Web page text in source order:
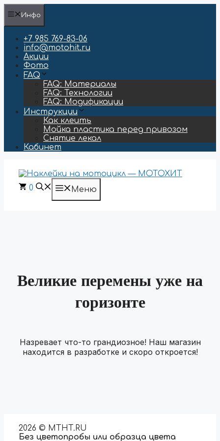
Перейти
содержимому
Инфо
+7 985 769-83-06
info@motohit.ru
Акции
Фото
FAQ
FAQ: Материалы
FAQ: Технологии
FAQ: Модификации
Инструкции
Как клеить
Мойка пластика перед привозом
Снятие лекал
Кабинет
0 Меню
Великие перемены уже на
горизонте
Назревает что-то грандиозное! Наш магазин
находится в разработке и скоро откроется!
2026 © MTHT.RU
Без цветопробы или образца цвета